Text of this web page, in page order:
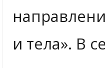
и тела». В